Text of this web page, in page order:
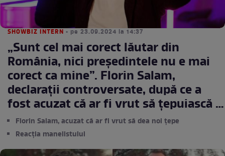
SHOWBIZ INTERN • pe 23.09.2024 la 14:37
„Sunt cel mai corect lăutar din
România, nici președintele nu e mai
corect ca mine”. Florin Salam,
declarații controversate, după ce a
fost acuzat că ar fi vrut să țepuiască și
alte persoane
Florin Salam, acuzat că ar fi vrut să dea noi țepe
Reacția manelistului